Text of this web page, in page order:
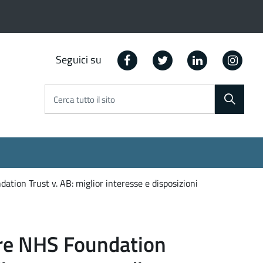
Seguici su Facebook Twitter Linkedin
Cerca tutto il sito
Trust v. AB: miglior interesse e disposizioni
NHS Foundation